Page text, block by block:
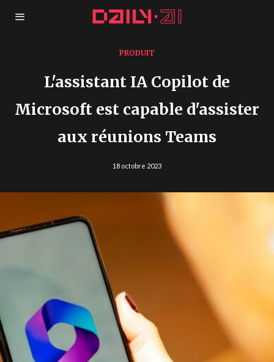
PRODUIT
L'assistant IA Copilot de
Microsoft est capable d'assister
aux réunions Teams
18 octobre 2023